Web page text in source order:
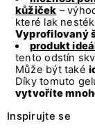
kůžiček –
které lak
Vyprofilovaný
produkt
tento odstín
Může být také
Díky tomuto
vytvoříte
Inspirujte se